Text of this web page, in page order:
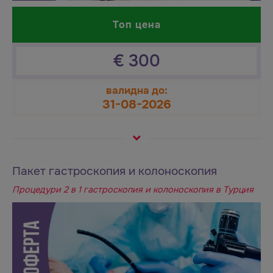
Топ цена
€ 300
валидна до:
31-08-2026
Пакет гастроскопия и колоноскопия
Процедури 2 в 1 гастроскопия и колоноскопия в Турция